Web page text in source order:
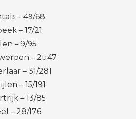
– 49/68
– 17/21
– 9/95
– 2u47
– 31/281
– 15/191
– 13/85
– 28/176